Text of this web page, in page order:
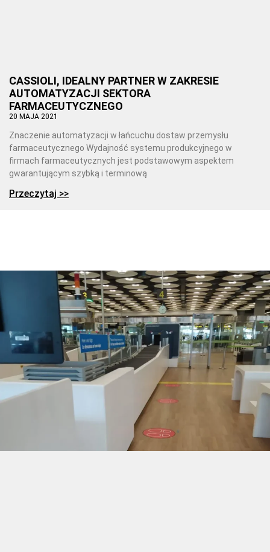
CASSIOLI, IDEALNY PARTNER W ZAKRESIE
AUTOMATYZACJI SEKTORA
FARMACEUTYCZNEGO
20 MAJA 2021
Znaczenie automatyzacji w łańcuchu dostaw przemysłu
farmaceutycznego Wydajność systemu produkcyjnego w
firmach farmaceutycznych jest podstawowym aspektem
gwarantującym szybką i terminową
Przeczytaj >>